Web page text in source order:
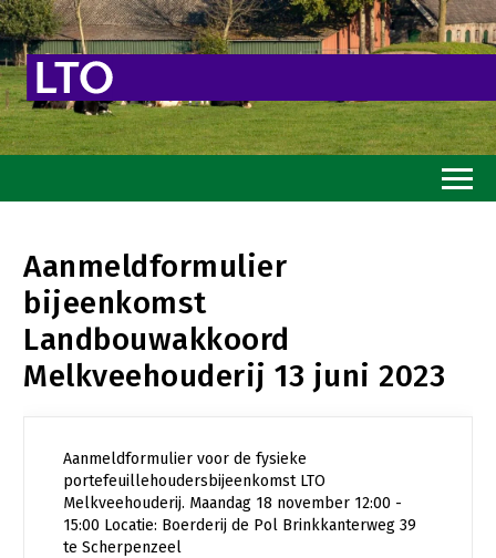
Toekomstvisie
Goed eten
Mooi groen
Thema’s
Gezonde planten
Aanmeldformulier
bijeenkomst
Landbouwakkoord
Melkveehouderij 13 juni 2023
Aanmeldformulier voor de fysieke
portefeuillehoudersbijeenkomst LTO
Melkveehouderij. Maandag 18 november 12:00 -
15:00 Locatie: Boerderij de Pol Brinkkanterweg 39
te Scherpenzeel